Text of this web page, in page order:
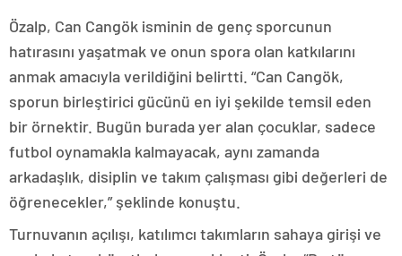
Özalp, Can Cangök isminin de genç sporcunun
hatırasını yaşatmak ve onun spora olan katkılarını
anmak amacıyla verildiğini belirtti. “Can Cangök,
sporun birleştirici gücünü en iyi şekilde temsil eden
bir örnektir. Bugün burada yer alan çocuklar, sadece
futbol oynamakla kalmayacak, aynı zamanda
arkadaşlık, disiplin ve takım çalışması gibi değerleri de
öğrenecekler,” şeklinde konuştu.
Turnuvanın açılışı, katılımcı takımların sahaya girişi ve